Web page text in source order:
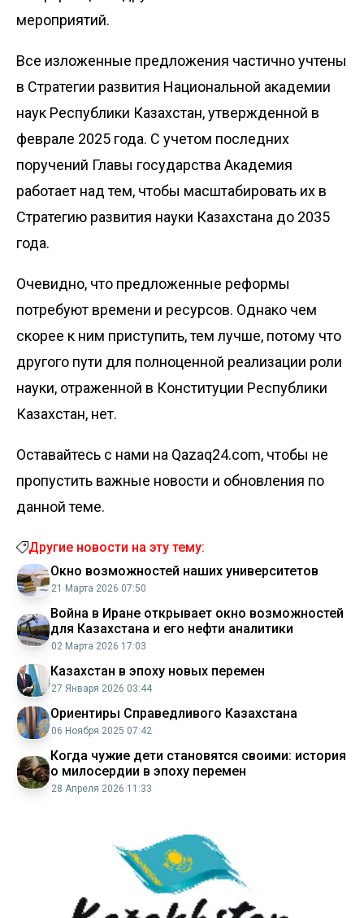
мероприятий.
Все изложенные предложения частично учтены
в Стратегии развития Национальной академии
наук Республики Казахстан, утвержденной в
феврале 2025 года. С учетом последних
поручений Главы государства Академия
работает над тем, чтобы масштабировать их в
Стратегию развития науки Казахстана до 2035
года.
Очевидно, что предложенные реформы
потребуют времени и ресурсов. Однако чем
скорее к ним приступить, тем лучше, потому что
другого пути для полноценной реализации роли
науки, отраженной в Конституции Республики
Казахстан, нет.
Оставайтесь с нами на Qazaq24.com, чтобы не
пропустить важные новости и обновления по
данной теме.
Другие новости на эту тему:
Окно возможностей наших университетов
21 Марта 2026 07:50
Война в Иране открывает окно возможностей
для Казахстана и его нефти аналитики
02 Марта 2026 17:03
Казахстан в эпоху новых перемен
27 Января 2026 03:44
Ориентиры Справедливого Казахстана
06 Ноября 2025 07:42
Когда чужие дети становятся своими: история
о милосердии в эпоху перемен
28 Апреля 2026 11:33